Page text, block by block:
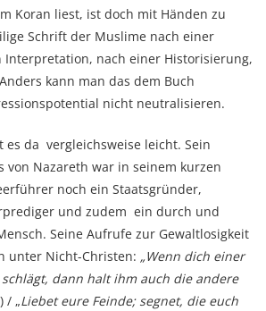
Koran liest, ist doch mit Händen zu
Schrift der Muslime nach einer
Interpretation, nach einer Historisierung,
kann man das dem Buch
nicht neutralisieren.
es da vergleichsweise leicht. Sein
von Nazareth war in seinem kurzen
noch ein Staatsgründer,
und zudem ein durch und
Seine Aufrufe zur Gewaltlosigkeit
unter Nicht-Christen: „Wenn dich einer
schlägt, dann halt ihm auch die andere
/ „Liebet eure Feinde; segnet, die euch